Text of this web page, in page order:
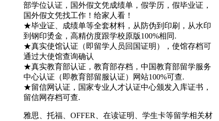
部学位认证，国外假文凭成绩单，假学历，假毕业证，
国外假文凭找工作！给家人看！
★毕业证、成绩单等全套材料，从防伪到印刷，从水印
到钢印烫金，高精仿度跟学校原版100%相同.
★真实使馆认证（即留学人员回国证明），使馆存档可
通过大使馆查询确认
★真实教育部认证，教育部存档，中国教育部留学服务
中心认证（即教育部留服认证）网站100%可查.
★留信网认证，国家专业人才认证中心颁发入库证书，
留信网存档可查.
雅思、托福、OFFER、在读证明、学生卡等留学相关材